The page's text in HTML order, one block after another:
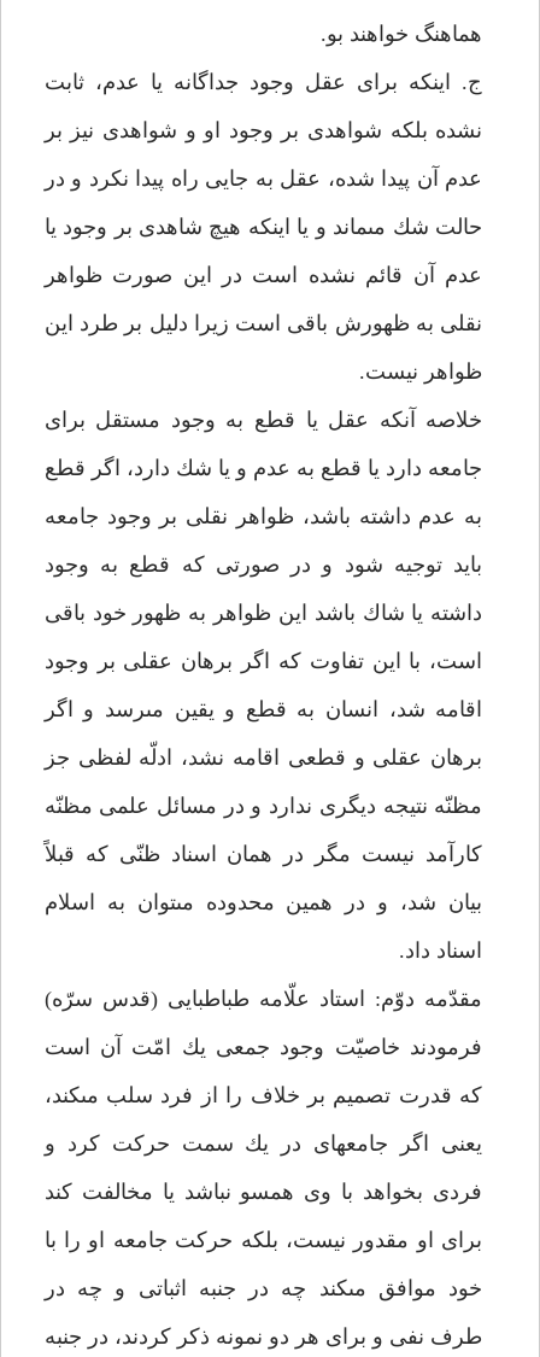
هماهنگ خواهند بو.
ج. اينكه براى عقل وجود جداگانه يا عدم، ثابت
نشده بلكه شواهدى بر وجود او و شواهدى نيز بر
عدم آن پيدا شده، عقل به جايى راه پيدا نكرد و در
حالت شك مى‏ماند و يا اينكه هيچ شاهدى بر وجود يا
عدم آن قائم نشده است در اين صورت ظواهر
نقلى به ظهورش باقى است زيرا دليل بر طرد اين
ظواهر نيست.
خلاصه آنكه عقل يا قطع به وجود مستقل براى
جامعه دارد يا قطع به عدم و يا شك دارد، اگر قطع
به عدم داشته باشد، ظواهر نقلى بر وجود جامعه
بايد توجيه شود و در صورتى كه قطع به وجود
داشته يا شاك باشد اين ظواهر به ظهور خود باقى
است، با اين تفاوت كه اگر برهان عقلى بر وجود
اقامه شد، انسان به قطع و يقين مى‏رسد و اگر
برهان عقلى و قطعى اقامه نشد، ادلّه لفظى جز
مظنّه نتيجه ديگرى ندارد و در مسائل علمى مظنّه
كارآمد نيست مگر در همان اسناد ظنّى كه قبلاً
بيان شد، و در همين محدوده مى‏توان به اسلام
اسناد داد.
مقدّمه دوّم: استاد علّامه طباطبايى (قدس سرّه)
فرمودند خاصيّت وجود جمعى يك امّت آن است
كه قدرت تصميم بر خلاف را از فرد سلب مى‏كند،
يعنى اگر جامعه‏اى در يك سمت حركت كرد و
فردى بخواهد با وى همسو نباشد يا مخالفت كند
براى او مقدور نيست، بلكه حركت جامعه او را با
خود موافق مى‏كند چه در جنبه اثباتى و چه در
طرف نفى و براى هر دو نمونه ذكر كردند، در جنبه